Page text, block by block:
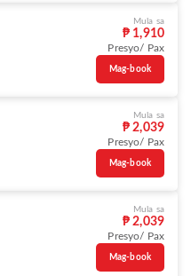
Mula sa
₱ 1,910
Presyo/ Pax
Mag-book
Mula sa
₱ 2,039
Presyo/ Pax
Mag-book
Mula sa
₱ 2,039
Presyo/ Pax
Mag-book